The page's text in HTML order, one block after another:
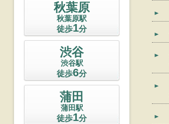
秋葉原
秋葉原駅
徒歩1分
渋谷
渋谷駅
徒歩6分
蒲田
蒲田駅
徒歩1分